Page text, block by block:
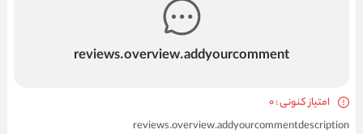
reviews.overview.addyourcomment
امتیاز کنونی : 0
reviews.overview.addyourcommentdescription